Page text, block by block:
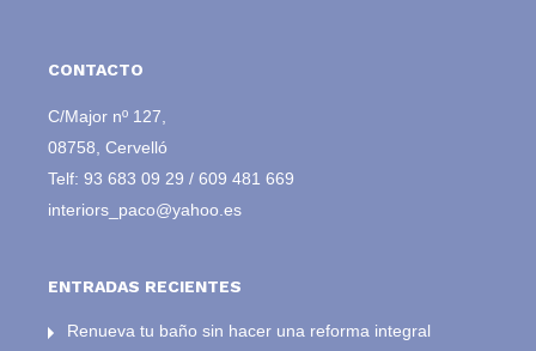
CONTACTO
C/Major nº 127,
08758, Cervelló
Telf: 93 683 09 29 / 609 481 669
interiors_paco@yahoo.es
ENTRADAS RECIENTES
Renueva tu baño sin hacer una reforma integral